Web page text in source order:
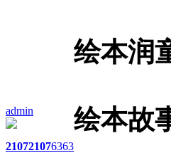
admin
210721076363
绘本润
绘本故